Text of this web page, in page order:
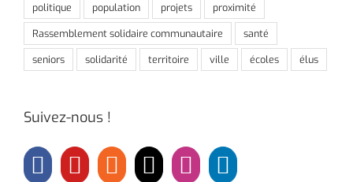
politique
population projets
proximité
Rassemblement solidaire communautaire
santé
seniors
solidarité territoire ville écoles élus
Suivez-nous !